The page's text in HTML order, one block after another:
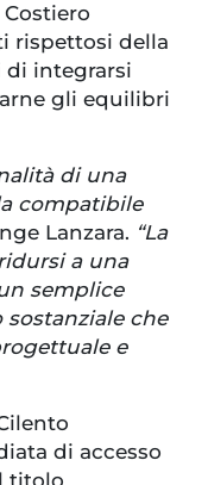
rispettosi della
di integrarsi
gli equilibri
di una
compatibile
Lanzara. “La
a una
semplice
che
e
di accesso